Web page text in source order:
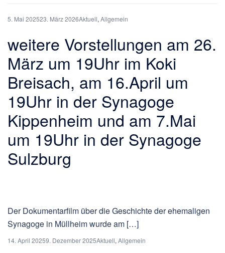
5. Mai 202523. März 2026Aktuell, Allgemein
weitere Vorstellungen am 26.
März um 19Uhr im Koki
Breisach, am 16.April um
19Uhr in der Synagoge
Kippenheim und am 7.Mai
um 19Uhr in der Synagoge
Sulzburg
Der Dokumentarfilm über die Geschichte der ehemaligen
Synagoge in Müllheim wurde am […]
14. April 20259. Dezember 2025Aktuell, Allgemein